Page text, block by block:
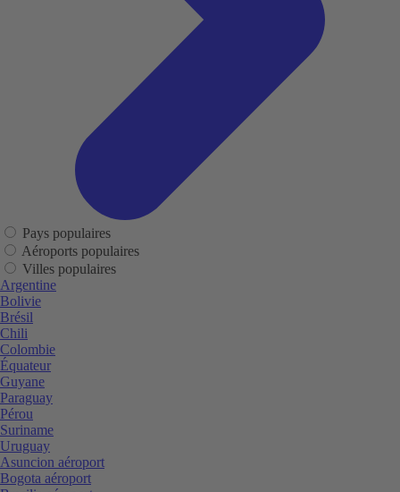
Pays populaires
Aéroports populaires
Villes populaires
Argentine
Bolivie
Brésil
Chili
Colombie
Équateur
Guyane
Paraguay
Pérou
Suriname
Uruguay
Asuncion aéroport
Bogota aéroport